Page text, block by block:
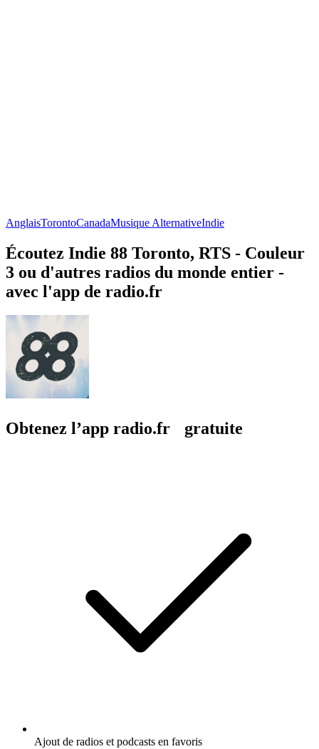
AnglaisTorontoCanadaMusique AlternativeIndie
Écoutez Indie 88 Toronto, RTS - Couleur
3 ou d'autres radios du monde entier -
avec l'app de radio.fr
Obtenez l’app radio.fr gratuite
Ajout de radios et podcasts en favoris